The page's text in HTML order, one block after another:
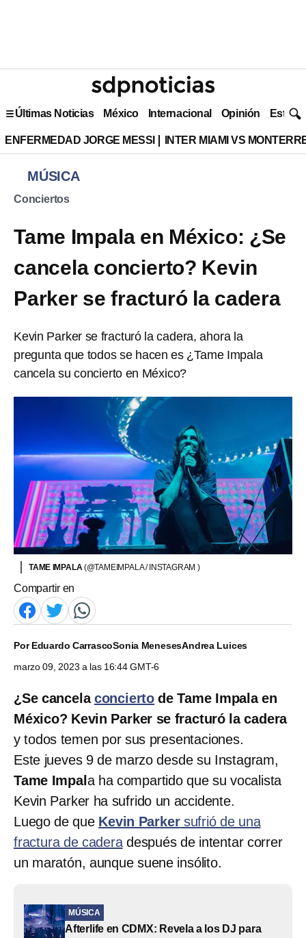
Últimas Noticias México Internacional Opinión Estilo
ENFERMEDAD JORGE MESSI INTER MIAMI VS
MÚSICA
Conciertos
Tame Impala en México: ¿Se
cancela concierto? Kevin
Parker se fracturó la cadera
Kevin Parker se fracturó la cadera, ahora la
pregunta que todos se hacen es ¿Tame Impala
cancela su concierto en México?
TAME IMPALA(@TAMEIMPALA / INSTAGRAM )
Compartir en
PorEduardo CarrascoSonia MenesesAndrea Luices
marzo 09, 2023 a las 16:44 GMT-6
¿Se cancelaconcierto de Tame Impala en
México? Kevin Parker se fracturó la cadera
y todos temen por sus presentaciones.
Este jueves 9 de marzo desde su Instagram,
Tame Impal a ha compartido que su vocalista
Kevin Parker ha sufrido un accidente.
Luego de que Kevin Parkersufrió de una
fractura de caderadespués de intentar correr
un maratón, aunque suene insólito.
MÚSICA
Afterlife en CDMX: Revela a los DJ para